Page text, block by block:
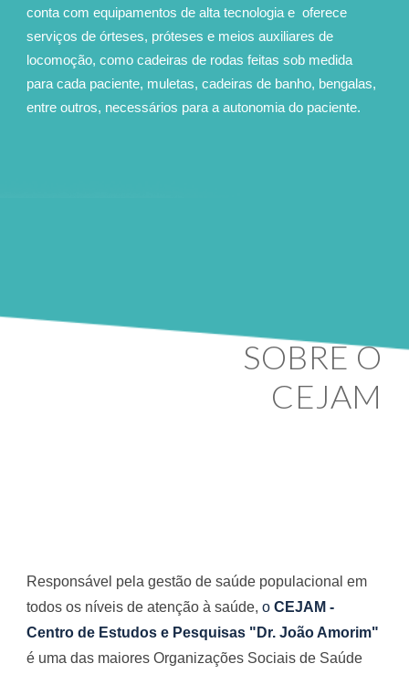
conta com equipamentos de alta tecnologia e oferece
serviços de órteses, próteses e meios auxiliares de
locomoção, como cadeiras de rodas feitas sob medida
para cada paciente, muletas, cadeiras de banho, bengalas,
entre outros, necessários para a autonomia do paciente.
SOBRE O
CEJAM
Responsável pela gestão de saúde populacional em
todos os níveis de atenção à saúde,o CEJAM -
Centro de Estudos e Pesquisas "Dr. João Amorim"
é uma das maiores Organizações Sociais de Saúde